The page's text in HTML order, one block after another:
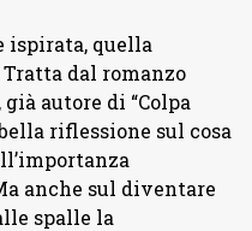
ispirata, quella
dal romanzo
già autore di “Colpa
riflessione sul cosa
anche sul diventare
spalle la